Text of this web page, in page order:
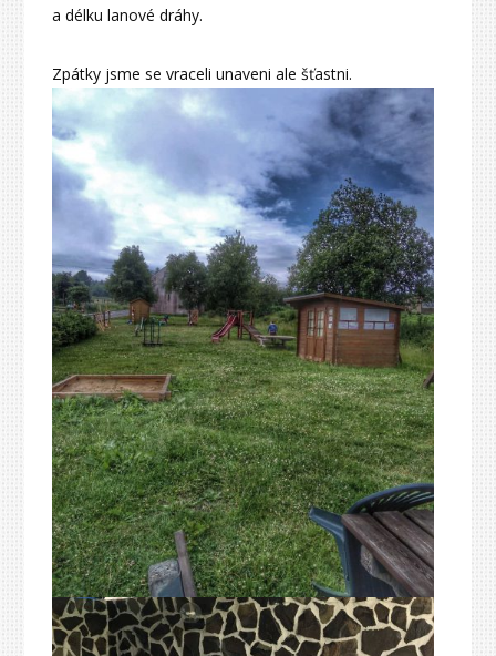
a délku lanové dráhy.
Zpátky jsme se vraceli unaveni ale šťastni.